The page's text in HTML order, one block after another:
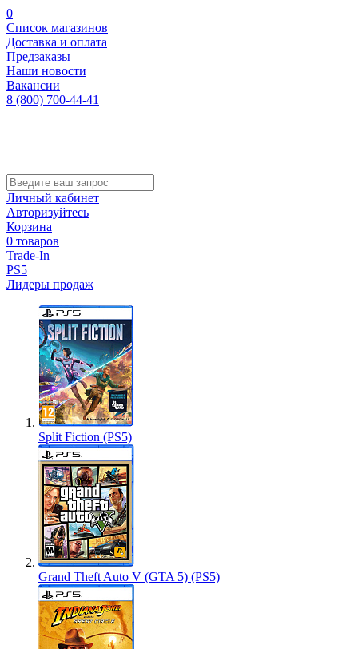
0
Список магазинов
Доставка и оплата
Предзаказы
Наши новости
Вакансии
8 (800) 700-44-41
Личный кабинет
Авторизуйтесь
Корзина
0 товаров
Trade-In
PS5
Лидеры продаж
Split Fiction (PS5)
Grand Theft Auto V (GTA 5) (PS5)